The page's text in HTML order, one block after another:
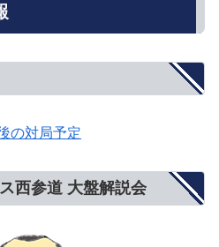
の対局予定
西参道 大盤解説会